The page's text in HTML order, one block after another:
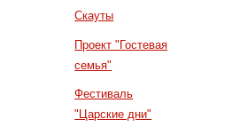
Скауты
Проект "Гостевая
семья"
Фестиваль
"Царские дни"